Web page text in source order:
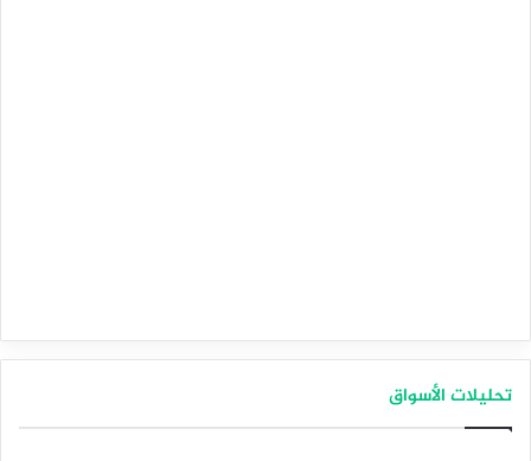
تحليلات الأسواق